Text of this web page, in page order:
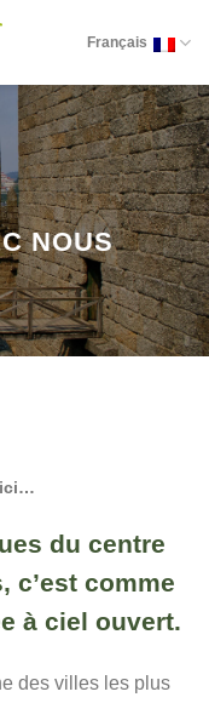
Français
NOUS
ici…
du centre
c’est comme
à ciel ouvert.
des villes les plus